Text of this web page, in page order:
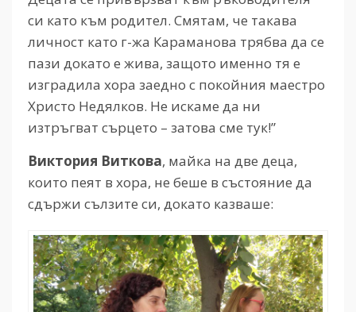
си като към родител. Смятам, че такава
личност като г-жа Караманова трябва да се
пази докато е жива, защото именно тя е
изградила хора заедно с покойния маестро
Христо Недялков. Не искаме да ни
изтръгват сърцето – затова сме тук!”
Виктория Виткова, майка на две деца,
които пеят в хора, не беше в състояние да
сдържи сълзите си, докато казваше: